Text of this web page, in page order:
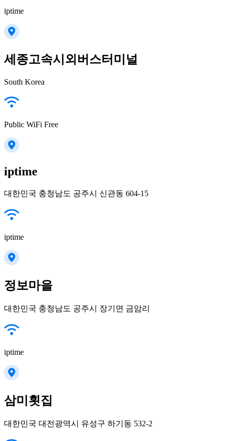
iptime
세종고속시외버스터미널
South Korea
Public WiFi Free
iptime
대한민국 충청남도 공주시 신관동 604-15
iptime
정보마을
대한민국 충청남도 공주시 장기면 금암리
iptime
삼미횟집
대한민국 대전광역시 유성구 하기동 532-2